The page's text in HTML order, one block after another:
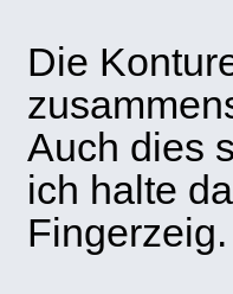
Die
Auch dies
ich halte
Fingerzeig.